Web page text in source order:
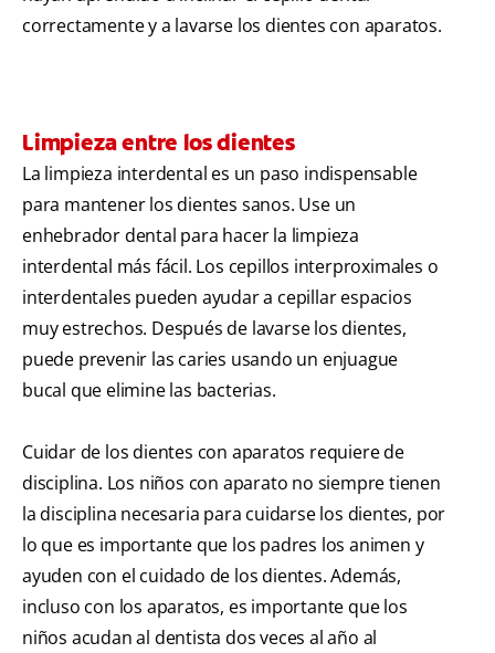
correctamente y a lavarse los dientes con aparatos.
Limpieza entre los dientes
La limpieza interdental es un paso indispensable
para mantener los dientes sanos. Use un
enhebrador dental para hacer la limpieza
interdental más fácil. Los cepillos interproximales o
interdentales pueden ayudar a cepillar espacios
muy estrechos. Después de lavarse los dientes,
puede prevenir las caries usando un enjuague
bucal que elimine las bacterias.
Cuidar de los dientes con aparatos requiere de
disciplina. Los niños con aparato no siempre tienen
la disciplina necesaria para cuidarse los dientes, por
lo que es importante que los padres los animen y
ayuden con el cuidado de los dientes. Además,
incluso con los aparatos, es importante que los
niños acudan al dentista dos veces al año al